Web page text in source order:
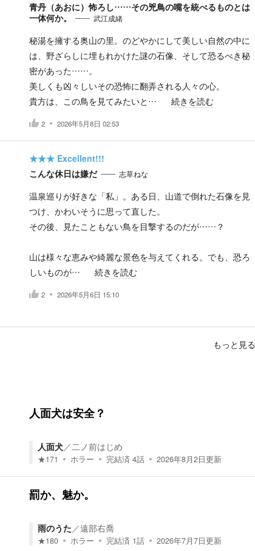
青丹（あおに）怖ろし……その兇鳥の嘴を統べるものとは
一体何か。
武江成緒
秘湯を擁する奥山の里。のどやかにして美しい自然の中に
は、野ざらしに埋もれかけた謎の石像、そして恐るべき秘
密があった……。
美しくも凶々しいその恐怖に翻弄される人々の心。
貴方は、この鳥を見てみたいと…
続きを読む
2 2026年5月8日 02:53
★★★ Excellent!!!
こんな休日は嫌だ
志草ねな
温泉巡りが好きな「私」。ある日、山道で倒れた石像を見
つけ、かわいそうに思って直した。
その後、見たこともない鳥を目撃するのだが……？
山は様々な恵みや綺麗な景色を与えてくれる。でも、恐ろ
しいものが…
続きを読む
2 2026年5月6日 15:10
もっと見る
人面犬は安全？
人面犬／二ノ前はじめ
★171 ホラー 完結済 4話 2026年8月2日更新
罰か、魅か。
雨のうた／遠部右喬
★180 ホラー 完結済 1話 2026年7月7日更新